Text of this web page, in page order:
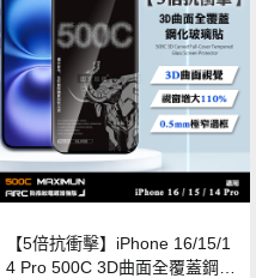
【5倍抗衝擊】iPhone 16/15/1
4 Pro 500C 3D曲面全覆蓋鋼化